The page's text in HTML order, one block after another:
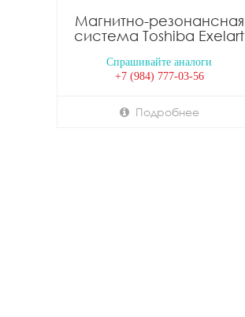
Магнитно-резонансная
система Toshiba Exelart
Спрашивайте аналоги
+7 (984) 777-03-56
Подробнее